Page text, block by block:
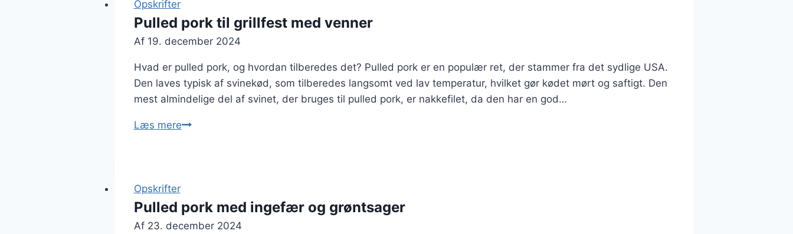
en
sød
Opskrifter
Pulled pork til grillfest med venner
Af 19. december 2024
Hvad er pulled pork, og hvordan tilberedes det? Pulled pork er en populær ret, der stammer fra det sydlige USA.
Den laves typisk af svinekød, som tilberedes langsomt ved lav temperatur, hvilket gør kødet mørt og saftigt. Den
mest almindelige del af svinet, der bruges til pulled pork, er nakkefilet, da den har en god…
Læs merePulled
venner
Opskrifter
Pulled pork med ingefær og grøntsager
Af 23. december 2024